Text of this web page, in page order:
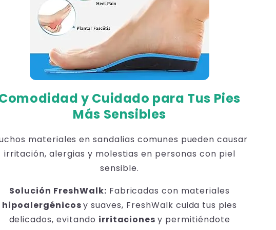
y Cuidado para Tus Pies
Más Sensibles
materiales en sandalias comunes pueden causar
irritación, alergias y molestias en personas con piel
sensible.
Solución FreshWalk: Fabricadas con materiales
hipoalergénicosy suaves, FreshWalk cuida tus pies
delicados, evitando irritacionesy permitiéndote